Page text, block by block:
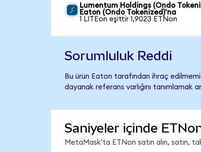
Lumentum Holdings (Ondo
Eaton (Ondo Tokenized)'na
1 LITEon eşittir 1,9023 ETNon
Sorumluluk Reddi
Bu ürün Eaton tarafından ihraç
dayanak referans varlığını tanımlamak
Saniyeler içinde
MetaMask'ta ETNon satın alın, satın,